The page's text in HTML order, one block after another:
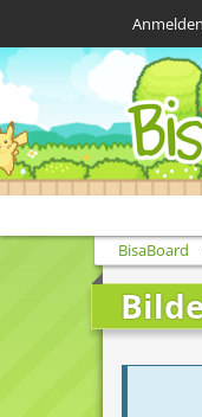
BisaBoard